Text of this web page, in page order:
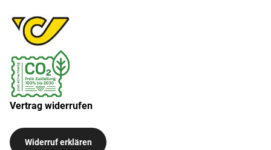
Vertrag widerrufen
Widerruf erklären